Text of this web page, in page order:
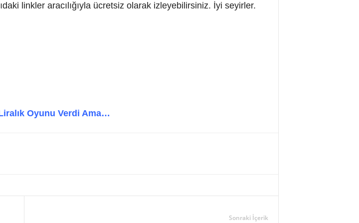
linkler aracılığıyla ücretsiz olarak izleyebilirsiniz. İyi seyirler.
Oyunu Verdi Ama…
Sonraki İçerik